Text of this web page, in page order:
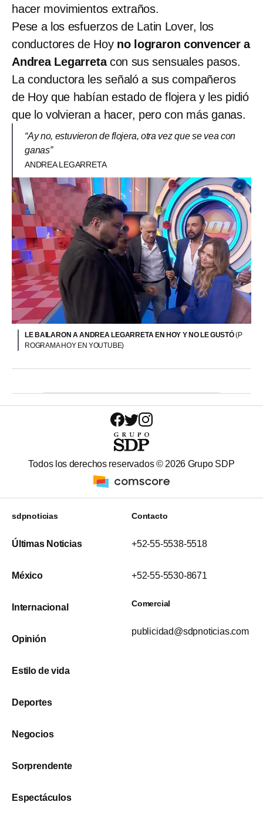
hacer movimientos extraños.
Pese a los esfuerzos de Latin Lover, los
conductores de Hoy no lograron convencer a
Andrea Legarretacon sus sensuales pasos.
La conductora les señaló a sus compañeros
de Hoy que habían estado de flojera y les pidió
que lo volvieran a hacer, pero con más ganas.
“Ay no, estuvieron de flojera, otra vez que se vea con
ganas”
ANDREA LEGARRETA
LE BAILARON A ANDREA LEGARRETA EN HOY Y NO LE GUSTÓ(P
ROGRAMA HOY EN YOUTUBE)
Todos los derechos reservados © 2026 Grupo SDP
sdpnoticias
Últimas Noticias
México
Internacional
Opinión
Estilo de vida
Deportes
Negocios
Sorprendente
Espectáculos
Contacto
+52-55-5538-5518
+52-55-5530-8671
Comercial
publicidad@sdpnoticias.com